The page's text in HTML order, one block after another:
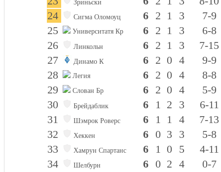
Зриньски
24
Сигма Оломоуц 6 2 1 3
7-9
25
Университатя Кр 6 2 1 3
6-8
26
Линкольн 6 2 1 3
7-15
27
Динамо К 6 2 0 4
9-9
28
Легия 6 2 0 4
8-8
29
Слован Бр 6 2 0 4
5-9
30
Брейдаблик 6 1 2 3
6-11
31
Шэмрок Роверс 6 1 1 4
7-13
32
Хеккен 6 0 3 3
5-8
33
Хамрун Спартанс 6 1 0 5
4-11
34
Шелбурн 6 0 2 4
0-7